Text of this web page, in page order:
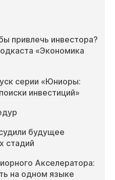
привлечь инвестора?
«Экономика
серии «Юниоры:
инвестиций»
будущее
стадий
Акселератора:
на одном языке